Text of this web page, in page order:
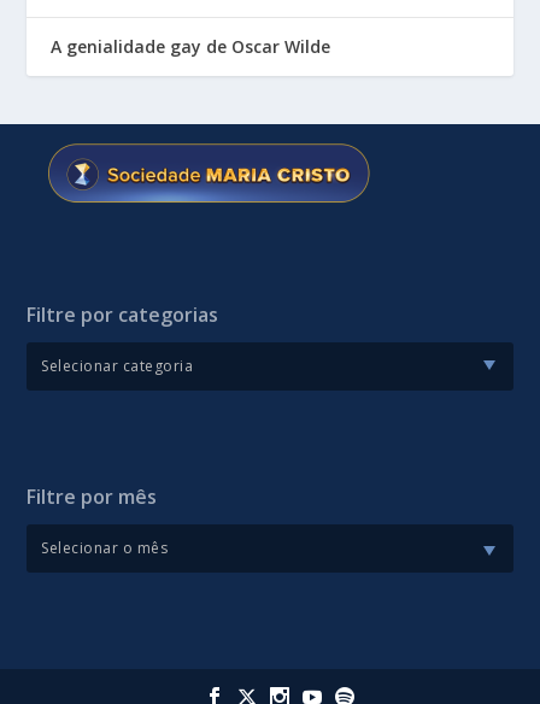
A genialidade gay de Oscar Wilde
Filtre por categorias
Filtre por mês